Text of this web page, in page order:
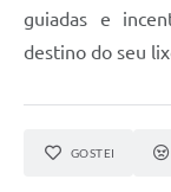
guiadas e
destino do seu
GOSTEI